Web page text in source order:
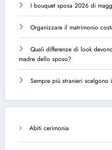
I bouquet sposa 2026 di
Organizzare il matrimonio
Quali differenze di look
madre dello sposo?
Sempre più stranieri
Abiti cerimonia